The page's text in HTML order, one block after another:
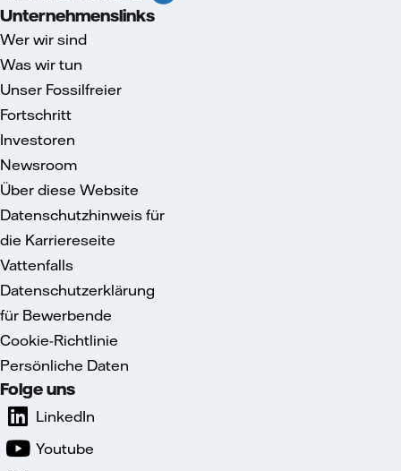
Unternehmenslinks
Wer wir sind
Was wir tun
Unser Fossilfreier
Fortschritt
Investoren
Newsroom
Über diese Website
Datenschutzhinweis für
die Karriereseite
Vattenfalls
Datenschutzerklärung
für Bewerbende
Cookie-Richtlinie
Persönliche Daten
Folge uns
LinkedIn
Youtube